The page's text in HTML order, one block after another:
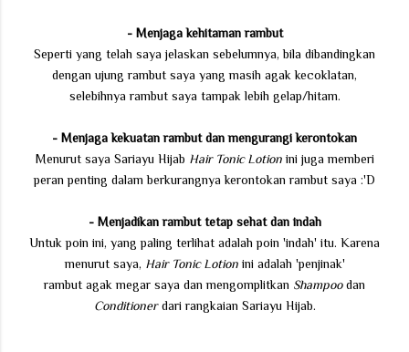
- Menjaga kehitaman rambut
Seperti yang telah saya jelaskan sebelumnya, bila dibandingkan
dengan ujung rambut saya yang masih agak kecoklatan,
selebihnya rambut saya tampak lebih gelap/hitam.
- Menjaga kekuatan rambut dan mengurangi kerontokan
Menurut saya Sariayu Hijab Hair Tonic Lotionini juga memberi
peran penting dalam berkurangnya kerontokan rambut saya :'D
- Menjadikan rambut tetap sehat dan indah
Untuk poin ini, yang paling terlihat adalah poin 'indah' itu. Karena
menurut saya, Hair Tonic Lotionini adalah 'penjinak'
rambut agak megar saya dan mengomplitkan Shampoodan
Conditionerdari rangkaian Sariayu Hijab.